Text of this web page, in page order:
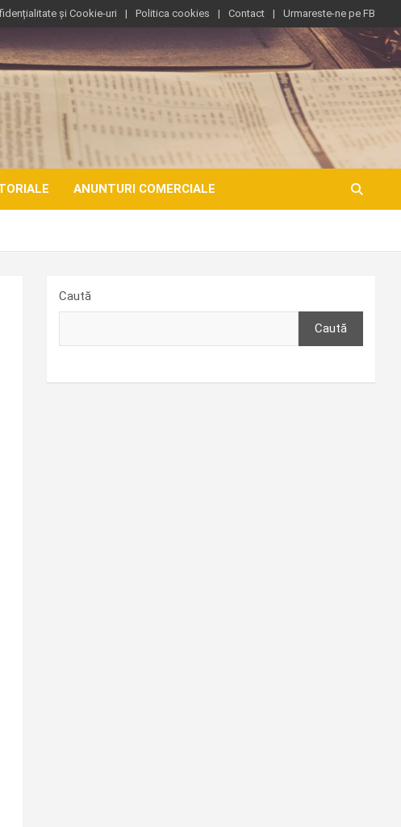
și Cookie-uri Politica cookies Contact Urmareste-ne pe FB
ANUNTURI COMERCIALE
Caută
Caută